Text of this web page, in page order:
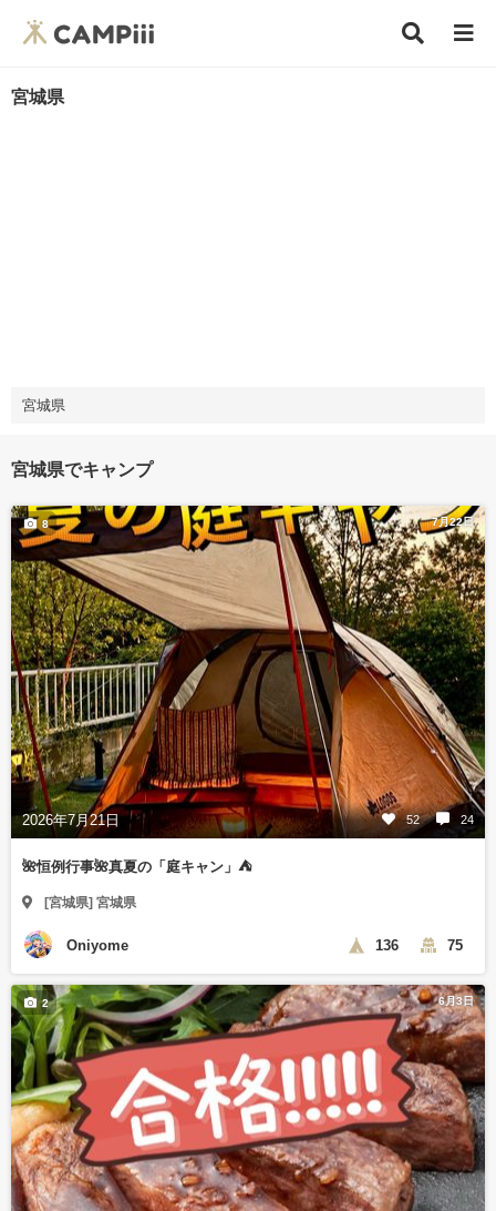
宮城県
宮城県
宮城県でキャンプ
7月22日
2026年7月21日 52 24
8
🌺恒例行事🌺真夏の「庭キャン」⛺️
[宮城県] 宮城県
Oniyome 136 75
6月3日
2